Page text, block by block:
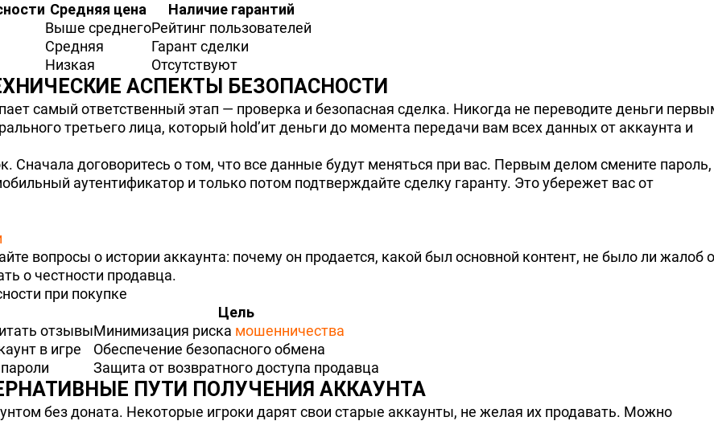
Средняя цена
Наличие гарантий
Выше среднегоРейтинг пользователей
Средняя
Гарант сделки
Низкая Отсутствуют
АСПЕКТЫ БЕЗОПАСНОСТИ
самый ответственный этап — проверка и безопасная сделка. Никогда не переводите деньги
третьего лица, который hold’ит деньги до момента передачи вам всех данных от аккаунта и
Сначала договоритесь о том, что все данные будут меняться при вас. Первым делом смените пароль,
аутентификатор и только потом подтверждайте сделку гаранту. Это убережет вас от
вопросы о истории аккаунта: почему он продается, какой был основной контент, не было ли жалоб
о честности продавца.
при покупке
Цель
отзывыМинимизация риска мошенничества
в игре
Обеспечение безопасного обмена
Защита от возвратного доступа продавца
ПУТИ ПОЛУЧЕНИЯ АККАУНТА
без доната. Некоторые игроки дарят свои старые аккаунты, не желая их продавать. Можно